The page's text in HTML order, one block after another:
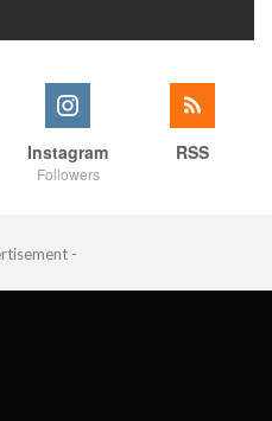
Instagram
Followers
RSS